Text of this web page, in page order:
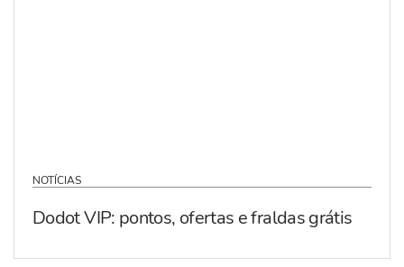
NOTÍCIAS
Dodot VIP: pontos, ofertas e fraldas grátis